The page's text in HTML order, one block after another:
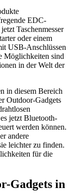
EDC-
Taschenmesser
oder einem
USB-Anschlüssen
Möglichkeiten sind
in der Welt der
in diesem Bereich
Outdoor-Gadgets
jetzt Bluetooth-
werden können.
andere
leichter zu finden.
für die
Gadgets in